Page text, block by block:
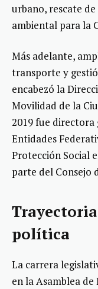
urbano, rescate
ambiental para la
Más adelante,
transporte y
encabezó la
Movilidad de la
2019 fue directora
Entidades
Protección Social
parte del Consejo
política
La carrera
en la Asamblea